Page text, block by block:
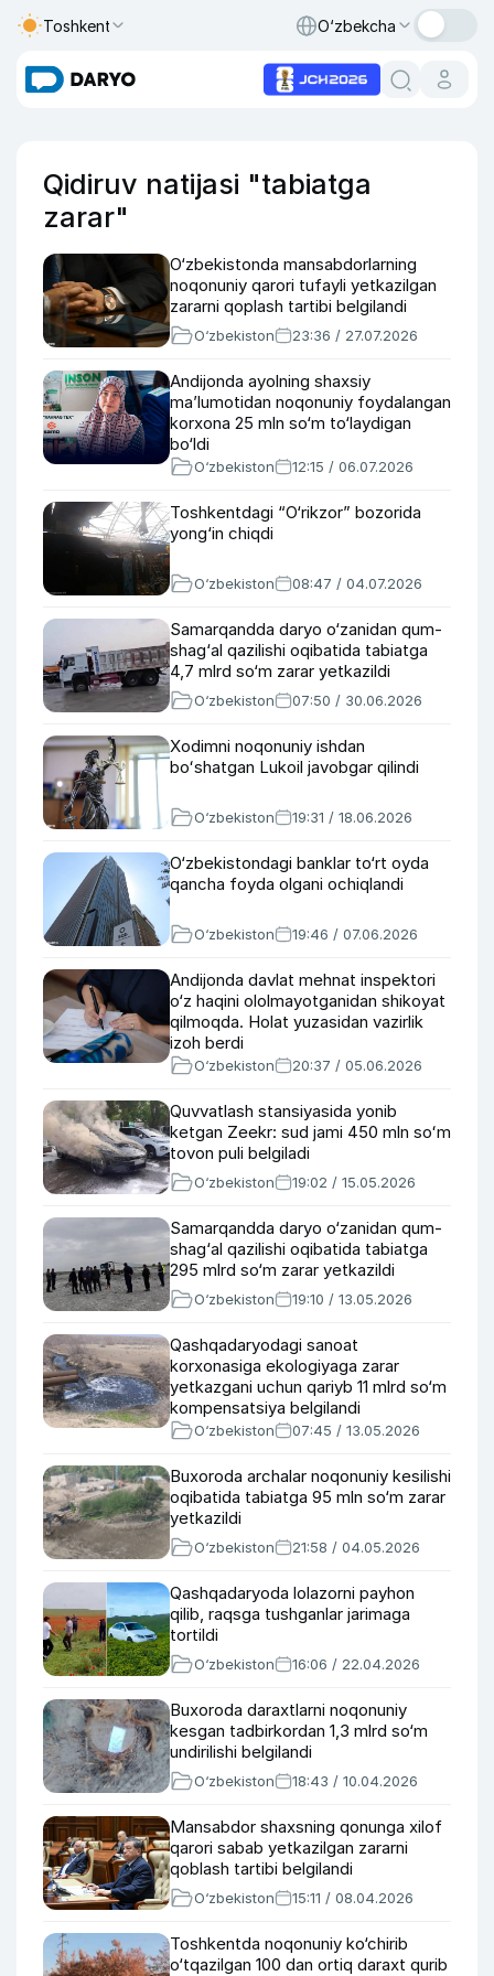
Toshkent O‘zbekcha
Qidiruv natijasi "tabiatga
zarar"
O‘zbekistonda mansabdorlarning
noqonuniy qarori tufayli yetkazilgan
zararni qoplash tartibi belgilandi
O‘zbekiston 23:36 / 27.07.2026
Andijonda ayolning shaxsiy
ma’lumotidan noqonuniy foydalangan
korxona 25 mln so‘m to‘laydigan
bo‘ldi
O‘zbekiston 12:15 / 06.07.2026
Toshkentdagi “O‘rikzor” bozorida
yong‘in chiqdi
O‘zbekiston 08:47 / 04.07.2026
Samarqandda daryo o‘zanidan qum-
shag‘al qazilishi oqibatida tabiatga
4,7 mlrd so‘m zarar yetkazildi
O‘zbekiston 07:50 / 30.06.2026
Xodimni noqonuniy ishdan
boʻshatgan Lukoil javobgar qilindi
O‘zbekiston 19:31 / 18.06.2026
O‘zbekistondagi banklar to‘rt oyda
qancha foyda olgani ochiqlandi
O‘zbekiston 19:46 / 07.06.2026
Andijonda davlat mehnat inspektori
o‘z haqini ololmayotganidan shikoyat
qilmoqda. Holat yuzasidan vazirlik
izoh berdi
O‘zbekiston 20:37 / 05.06.2026
Quvvatlash stansiyasida yonib
ketgan Zeekr: sud jami 450 mln soʻm
tovon puli belgiladi
O‘zbekiston 19:02 / 15.05.2026
Samarqandda daryo o‘zanidan qum-
shag‘al qazilishi oqibatida tabiatga
295 mlrd so‘m zarar yetkazildi
O‘zbekiston 19:10 / 13.05.2026
Qashqadaryodagi sanoat
korxonasiga ekologiyaga zarar
yetkazgani uchun qariyb 11 mlrd so‘m
kompensatsiya belgilandi
O‘zbekiston 07:45 / 13.05.2026
Buxoroda archalar noqonuniy kesilishi
oqibatida tabiatga 95 mln so‘m zarar
yetkazildi
O‘zbekiston 21:58 / 04.05.2026
Qashqadaryoda lolazorni payhon
qilib, raqsga tushganlar jarimaga
tortildi
O‘zbekiston 16:06 / 22.04.2026
Buxoroda daraxtlarni noqonuniy
kesgan tadbirkordan 1,3 mlrd so‘m
undirilishi belgilandi
O‘zbekiston 18:43 / 10.04.2026
Mansabdor shaxsning qonunga xilof
qarori sabab yetkazilgan zararni
qoblash tartibi belgilandi
O‘zbekiston 15:11 / 08.04.2026
Toshkentda noqonuniy ko‘chirib
o‘tqazilgan 100 dan ortiq daraxt qurib